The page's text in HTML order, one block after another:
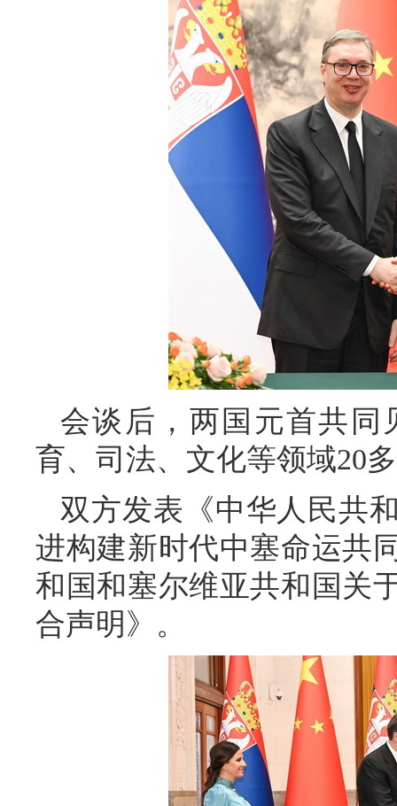
会谈后，两国元首共同
育、司法、文化等领域20
双方发表《中华人民共
进构建新时代中塞命运共
和国和塞尔维亚共和国关
合声明》。